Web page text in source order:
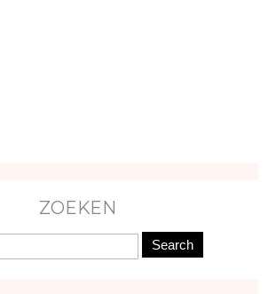
ZOEKEN
Search